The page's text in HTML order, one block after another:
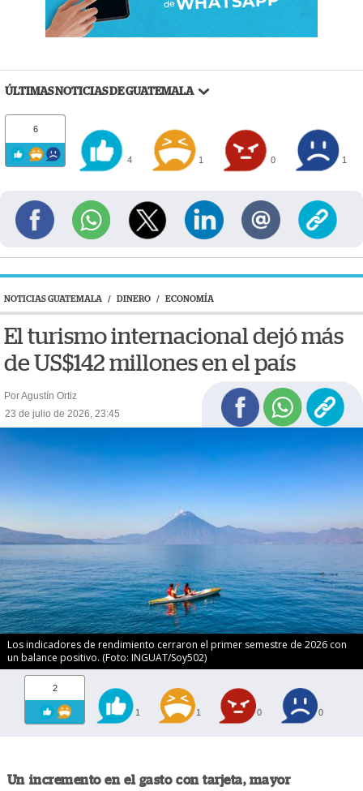
ÚLTIMAS NOTICIAS DE GUATEMALA
6
4 1 0 1
NOTICIAS GUATEMALA / DINERO / ECONOMÍA
El turismo internacional dejó más
de US$142 millones en el país
Por Agustín Ortiz
23 de julio de 2026, 23:45
Los indicadores de rendimiento cerraron el primer semestre de 2026 con
un balance positivo. (Foto: INGUAT/Soy502)
2
1 1 0 0
Un incremento en el gasto con tarjeta, mayor